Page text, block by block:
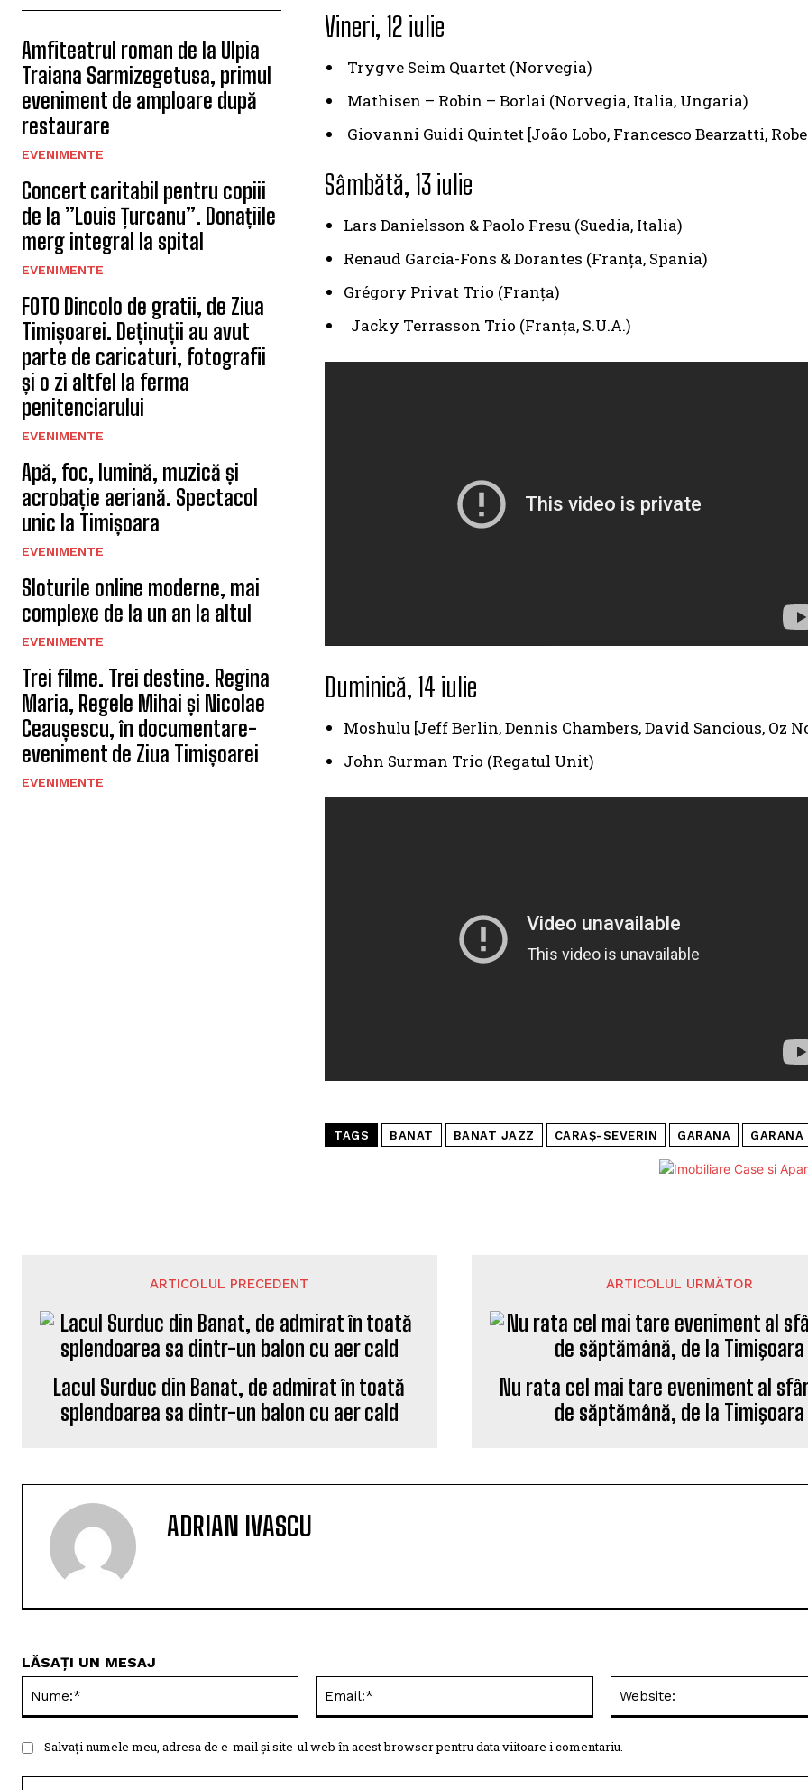
Amfiteatrul roman de la Ulpia
Traiana Sarmizegetusa, primul
eveniment de amploare după
restaurare
EVENIMENTE
Concert caritabil pentru copiii
de la ”Louis Țurcanu”. Donațiile
merg integral la spital
EVENIMENTE
FOTO Dincolo de gratii, de Ziua
Timișoarei. Deținuții au avut
parte de caricaturi, fotografii
și o zi altfel la ferma
penitenciarului
EVENIMENTE
Apă, foc, lumină, muzică și
acrobație aeriană. Spectacol
unic la Timișoara
EVENIMENTE
Sloturile online moderne, mai
complexe de la un an la altul
EVENIMENTE
Trei filme. Trei destine. Regina
Maria, Regele Mihai și Nicolae
Ceaușescu, în documentare-
eveniment de Ziua Timișoarei
EVENIMENTE
Vineri, 12 iulie
Trygve Seim Quartet (Norvegia)
Mathisen – Robin – Borlai (Norvegia, Italia, Ungaria)
Giovanni Guidi Quintet [João Lobo, Francesco Bearzatti,
Sâmbătă, 13 iulie
Lars Danielsson & Paolo Fresu (Suedia, Italia)
Renaud Garcia-Fons & Dorantes (Franța, Spania)
Grégory Privat Trio (Franța)
Jacky Terrasson Trio (Franța, S.U.A.)
Duminică, 14 iulie
Moshulu [Jeff Berlin, Dennis Chambers, David Sancious, Oz
John Surman Trio (Regatul Unit)
TAGS BANAT BANAT JAZZ CARAȘ-SEVERIN GARANA
ARTICOLUL PRECEDENT
Lacul Surduc din Banat, de admirat în toată
splendoarea sa dintr-un balon cu aer cald
ARTICOLUL URMĂTOR
Nu rata cel mai tare eveniment al
de săptămână, de la Timişoara
ADRIAN IVASCU
LĂSAȚI UN MESAJ
Salvați numele meu, adresa de e-mail și site-ul web în acest browser pentru data viitoare i comentariu.